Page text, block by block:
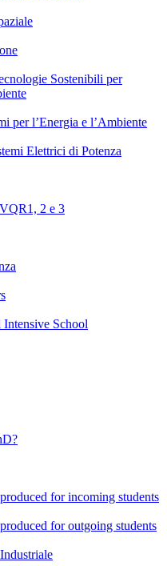
Sostenibili per
per l’Energia e l’Ambiente
Elettrici di Potenza
2 e 3
School
for incoming students
for outgoing students